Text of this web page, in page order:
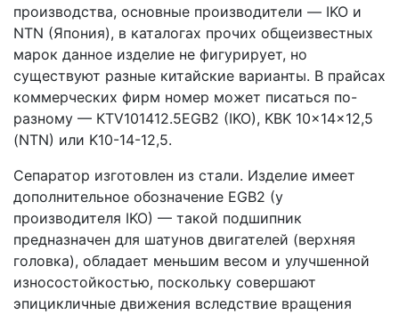
производства, основные производители — IKO и
NTN (Япония), в каталогах прочих общеизвестных
марок данное изделие не фигурирует, но
существуют разные китайские варианты. В прайсах
коммерческих фирм номер может писаться по-
разному — КTV101412.5EGB2 (IKO), KBK 10x14x12,5
(NTN) или K10-14-12,5.
Сепаратор изготовлен из стали. Изделие имеет
дополнительное обозначение EGB2 (у
производителя IKO) — такой подшипник
предназначен для шатунов двигателей (верхняя
головка), обладает меньшим весом и улучшенной
износостойкостью, поскольку совершают
эпицикличные движения вследствие вращения